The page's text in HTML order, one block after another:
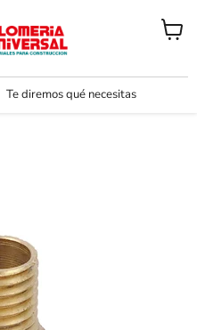
Te diremos qué necesitas
Ver